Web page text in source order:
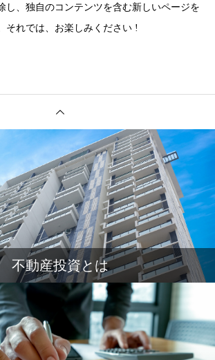
し、独自のコンテンツを含む新しいページを
それでは、お楽しみください !
不動産投資とは